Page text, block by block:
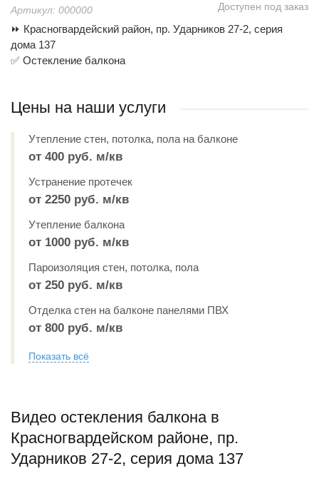
Артикул: 000000 Доступен под заказ
⏩ Красногвардейский район, пр. Ударников 27-2, серия
дома 137
✅ Остекление балкона
Цены на наши услуги
Утепление стен, потолка, пола на балконе
от 400 руб. м/кв
Устранение протечек
от 2250 руб. м/кв
Утепление балкона
от 1000 руб. м/кв
Пароизоляция стен, потолка, пола
от 250 руб. м/кв
Отделка стен на балконе панелями ПВХ
от 800 руб. м/кв
Показать всё
Видео остекления балкона в
Красногвардейском районе, пр.
Ударников 27-2, серия дома 137